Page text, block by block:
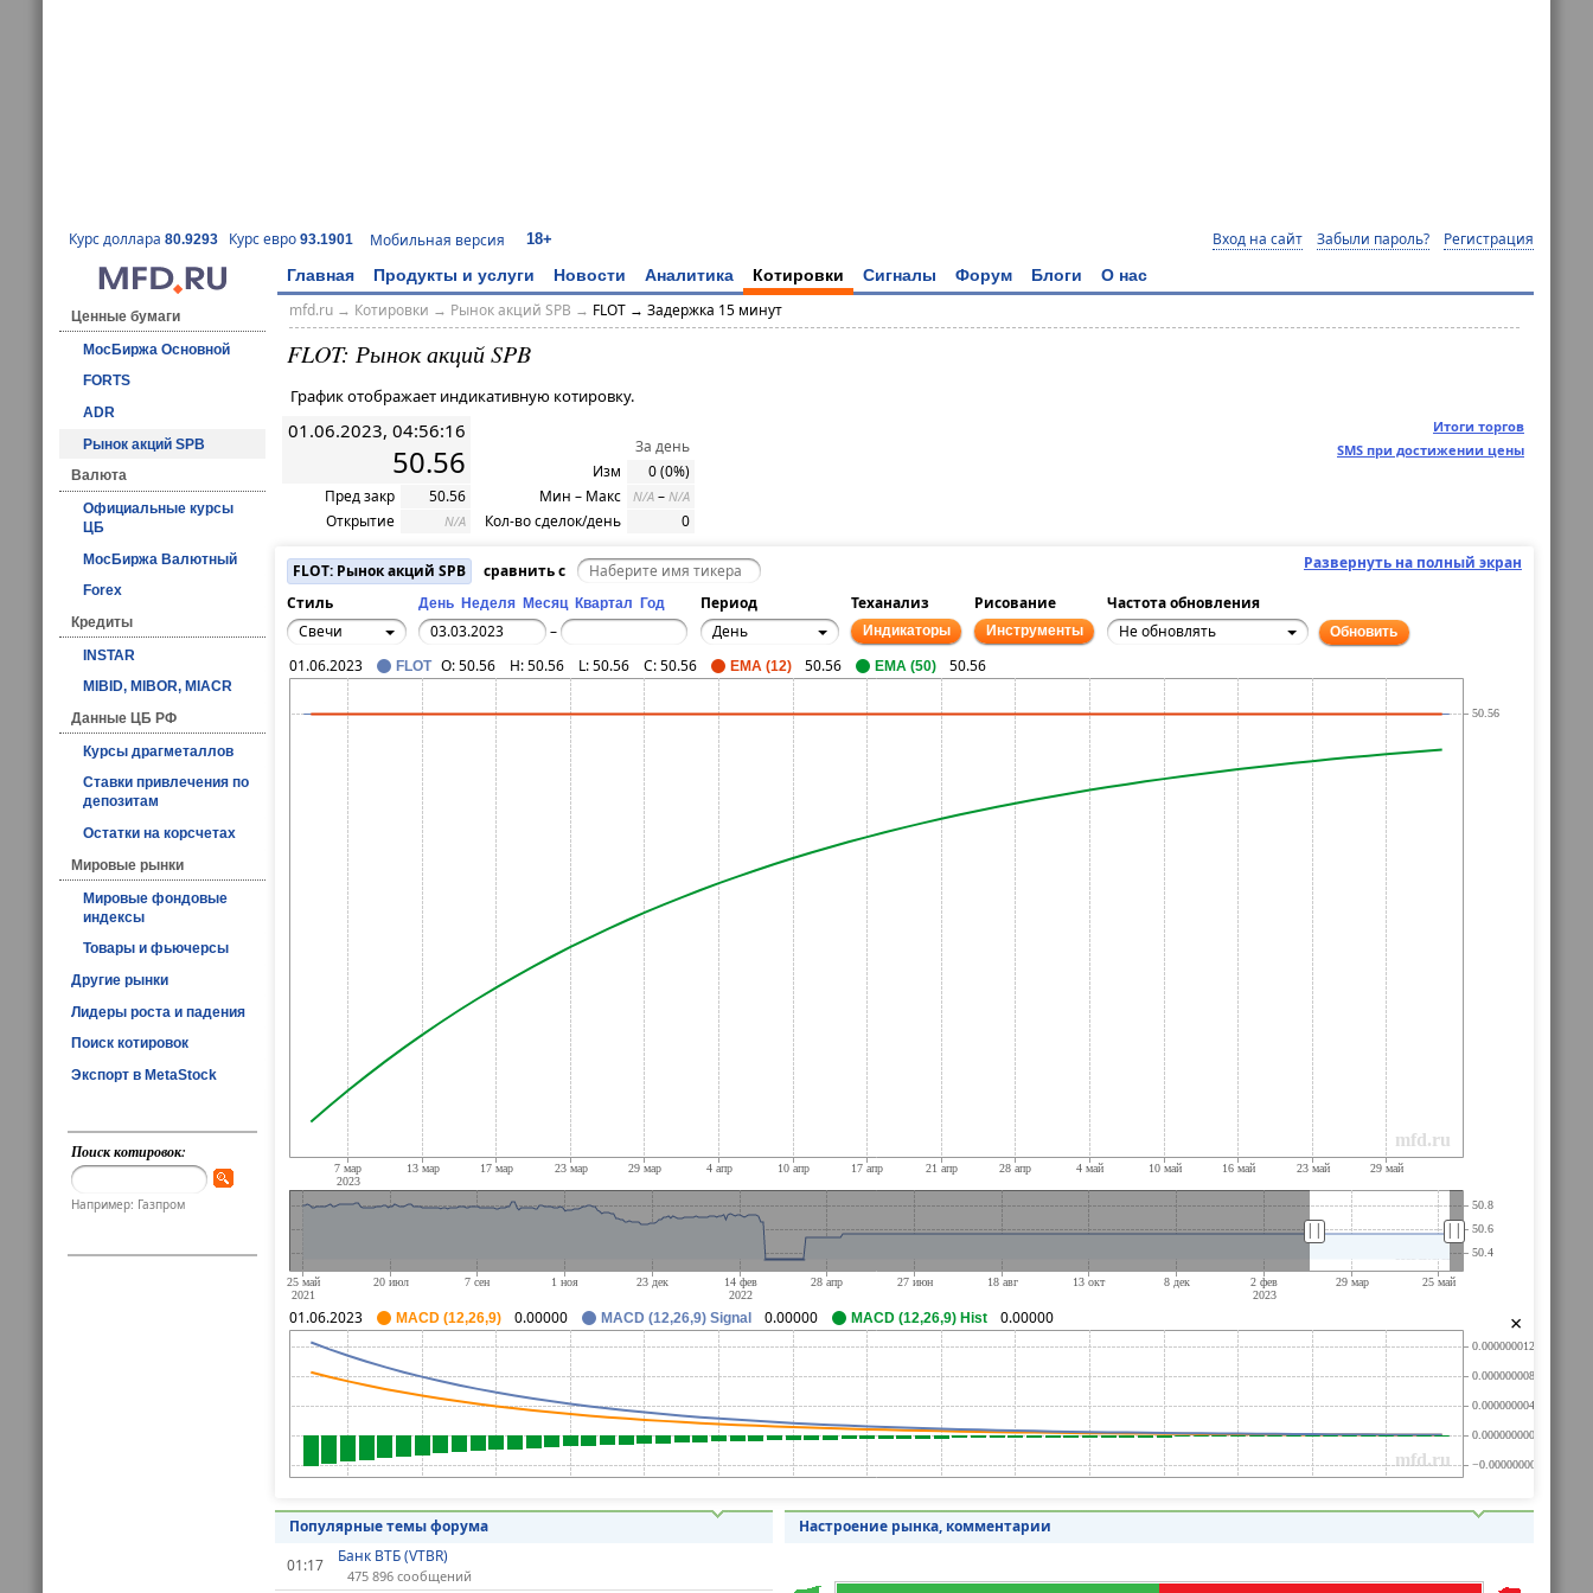
Курс доллара 80.9293 Курс евро 93.1901 Мобильная версия 18+ Вход на сайт Забыли пароль? Регистрация
Главная Продукты и услуги Новости Аналитика Котировки Сигналы Форум Блоги О нас
Ценные бумаги
МосБиржа Основной
FORTS
ADR
Рынок акций SPB
Валюта
Официальные курсы
ЦБ
МосБиржа Валютный
Forex
Кредиты
INSTAR
MIBID, MIBOR, MIACR
Данные ЦБ РФ
Курсы драгметаллов
Ставки привлечения по
депозитам
Остатки на корсчетах
Мировые рынки
Мировые фондовые
индексы
Товары и фьючерсы
Другие рынки
Лидеры роста и падения
Поиск котировок
Экспорт в MetaStock
Поиск котировок:
Например: Газпром
mfd.ru→ Котировки → Рынок акций SPB → FLOT → Задержка 15 минут
FLOT: Рынок акций SPB
График отображает индикативную котировку.
Итоги торгов
SMS при достижении цены
01.06.2023, 04:56:16
50.56
Пред закр
50.56
Открытие
N/A
За день
Изм
0 (0%)
Мин – Макс
N/A – N/A
Кол-во сделок/день 0
Развернуть на полный экран
FLOT: Рынок акций SPB
сравнить с
Стиль
День Неделя Месяц Квартал Год Период Теханализ Рисование
Частота обновления
Свечи
– День Индикаторы Инструменты Не обновлять Обновить
|| ||
×
01.06.2023 FLOT O:50.56 H:50.56 L:50.56 C:50.56 EMA (12) 50.56 EMA (50) 50.56
01.06.2023 MACD (12,26,9) 0.00000 MACD (12,26,9) Signal 0.00000 MACD (12,26,9) Hist 0.00000
Популярные темы форума
01:17
Банк ВТБ (VTBR)
475 896 сообщений
Настроение рынка, комментарии